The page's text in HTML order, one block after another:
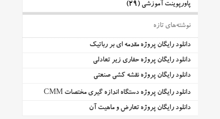
پاورپوینت آموزشی (29)
نوشته‌های تازه
دانلود رایگان پروژه مقدمه ای بر رباتیک
دانلود رایگان پروژه حفاری زیر تعادلی
دانلود رایگان پروژه نقشه کشی صنعتی
دانلود رایگان پروژه دستگاه اندازه گیری مختصات CMM
دانلود رایگان پروژه تعارض و ماهیت آن